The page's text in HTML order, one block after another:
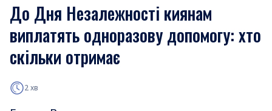
До Дня Незалежності киянам
виплатять одноразову допомогу: хто
скільки отримає
2 хв